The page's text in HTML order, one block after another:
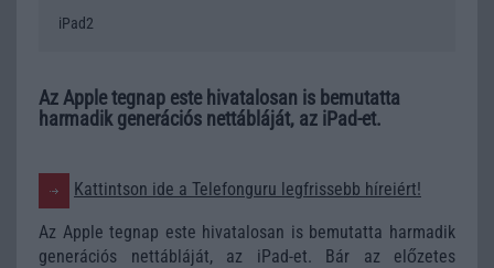
iPad2
Az Apple tegnap este hivatalosan is bemutatta
harmadik generációs nettábláját, az iPad-et.
Kattintson ide a Telefonguru legfrissebb híreiért!
Az Apple tegnap este hivatalosan is bemutatta harmadik
generációs nettábláját, az iPad-et. Bár az előzetes